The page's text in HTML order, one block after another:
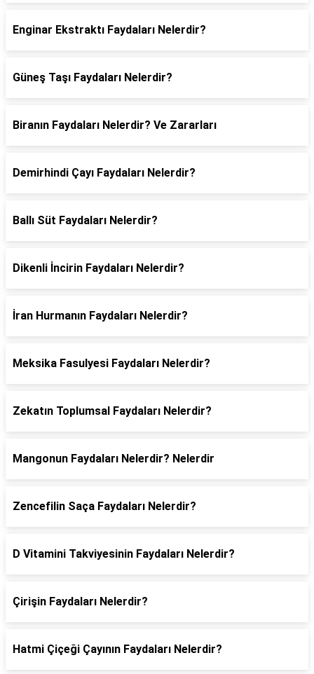
Enginar Ekstraktı Faydaları Nelerdir?
Güneş Taşı Faydaları Nelerdir?
Biranın Faydaları Nelerdir? Ve Zararları
Demirhindi Çayı Faydaları Nelerdir?
Ballı Süt Faydaları Nelerdir?
Dikenli İncirin Faydaları Nelerdir?
İran Hurmanın Faydaları Nelerdir?
Meksika Fasulyesi Faydaları Nelerdir?
Zekatın Toplumsal Faydaları Nelerdir?
Mangonun Faydaları Nelerdir? Nelerdir
Zencefilin Saça Faydaları Nelerdir?
D Vitamini Takviyesinin Faydaları Nelerdir?
Çirişin Faydaları Nelerdir?
Hatmi Çiçeği Çayının Faydaları Nelerdir?